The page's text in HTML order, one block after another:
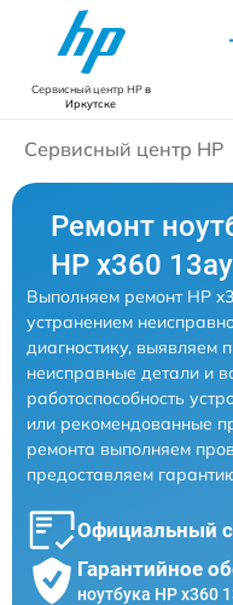
Сервисный центр HPв
Иркутске
Сервисный центр HP
Ремонт
HP x360
Выполняем ремонт HP
устранением
диагностику, выявляем
неисправные детали и
работоспособность
или рекомендованные
ремонта выполняем
предоставляем
Официальный
Гарантийное
ноутбука HP x360